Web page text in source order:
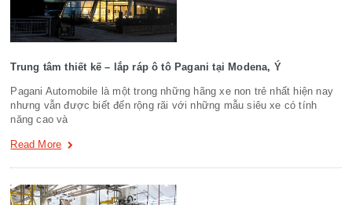
Trung tâm thiết kế – lắp ráp ô tô Pagani tại Modena, Ý
Pagani Automobile là một trong những hãng xe non trẻ nhất hiện nay
nhưng vẫn được biết đến rộng rãi với những mẫu siêu xe có tính
năng cao và
Read More